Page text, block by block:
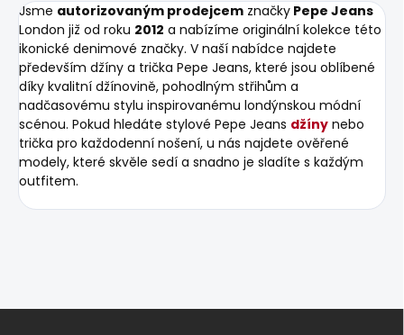
Jsme autorizovaným prodejcem značky Pepe Jeans
London již od roku 2012 a nabízíme originální kolekce této
ikonické denimové značky. V naší nabídce najdete
především džíny a trička Pepe Jeans, které jsou oblíbené
díky kvalitní džínovině, pohodlným střihům a
nadčasovému stylu inspirovanému londýnskou módní
scénou. Pokud hledáte stylové Pepe Jeans džíny nebo
trička pro každodenní nošení, u nás najdete ověřené
modely, které skvěle sedí a snadno je sladíte s každým
outfitem.
Z